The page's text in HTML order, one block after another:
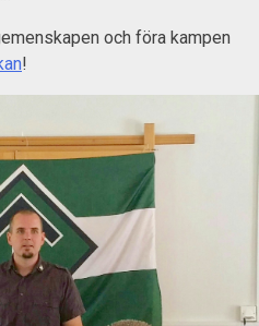
och föra kampen
!